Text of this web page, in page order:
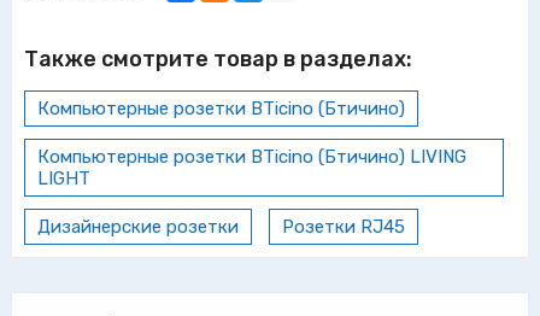
Также смотрите товар в разделах:
Компьютерные розетки BTicino (Бтичино)
Компьютерные розетки BTicino (Бтичино) LIVING
LIGHT
Дизайнерские розетки Розетки RJ45